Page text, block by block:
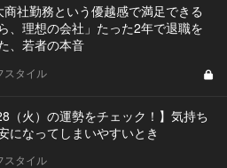
商社勤務という優越感で満足できる
、理想の会社」たった2年で退職を
、若者の本音
スタイル
（火）の運勢をチェック！】気持ち
になってしまいやすいとき
スタイル